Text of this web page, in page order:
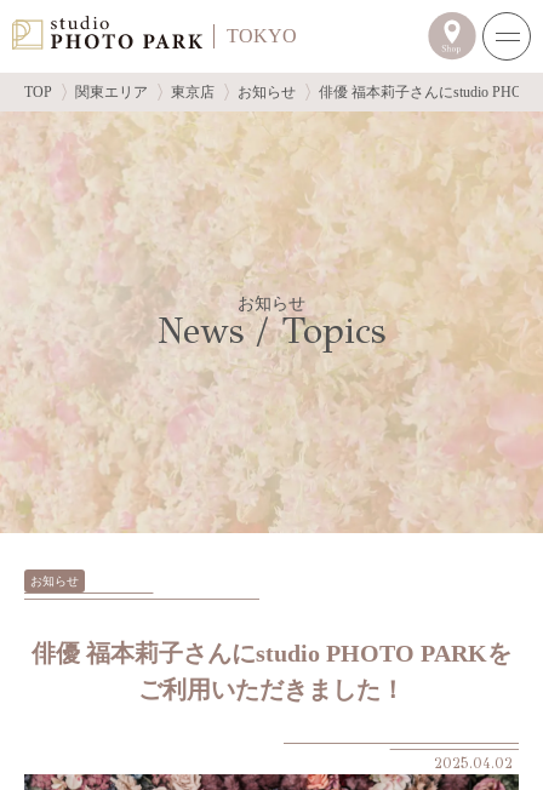
TOKYO
TOP 関東エリア 東京店 お知らせ 俳優 福本莉子さんにstudio
お知らせ
News / Topics
お知らせ
俳優 福本莉子さんにstudio PHOTO PARKを
ご利用いただきました！
2025.04.02